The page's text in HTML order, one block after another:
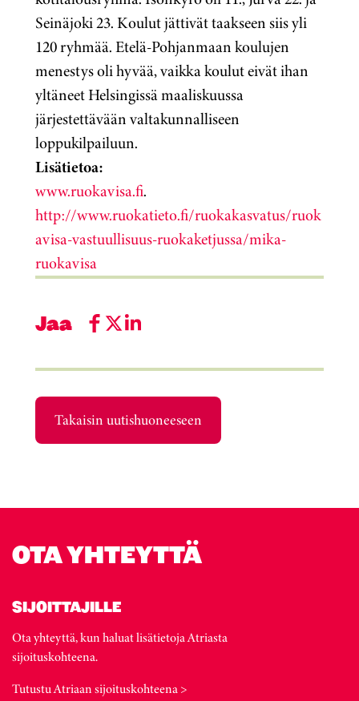
Seinäjoki 23. Koulut jättivät taakseen siis yli
120 ryhmää. Etelä-Pohjanmaan koulujen
menestys oli hyvää, vaikka koulut eivät ihan
yltäneet Helsingissä maaliskuussa
järjestettävään valtakunnalliseen
loppukilpailuun.
Lisätietoa:
www.ruokavisa.fi.
http://www.ruokatieto.fi/ruokakasvatus/ruok
avisa-vastuullisuus-ruokaketjussa/mika-
ruokavisa
Jaa
Takaisin uutishuoneeseen
OTA YHTEYTTÄ
SIJOITTAJILLE
Ota yhteyttä, kun haluat lisätietoja Atriasta
sijoituskohteena.
Tutustu Atriaan sijoituskohteena >